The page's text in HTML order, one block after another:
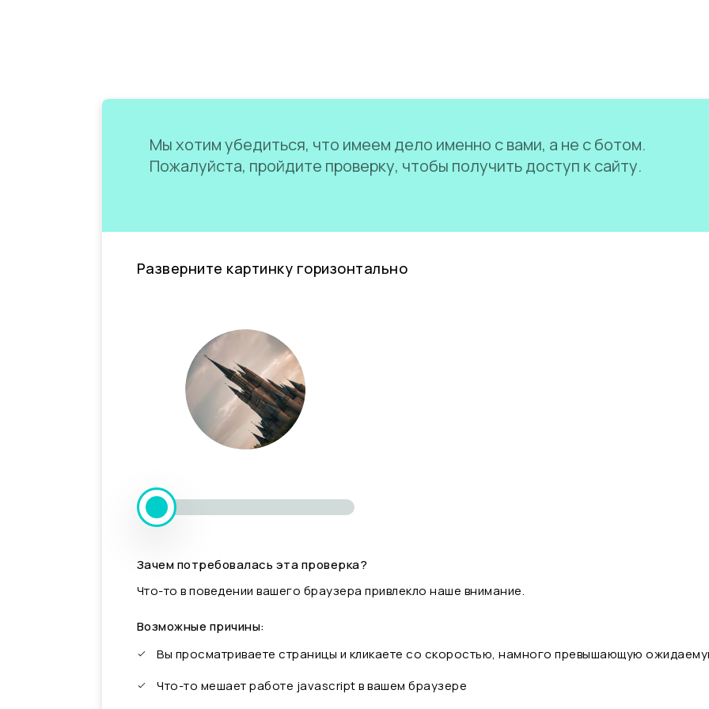
Мы хотим убедиться, что имеем дело именно с вами, а не с ботом.
Пожалуйста, пройдите проверку, чтобы получить доступ к сайту.
Разверните картинку горизонтально
Зачем потребовалась эта проверка?
Что-то в поведении вашего браузера привлекло наше внимание.
Возможные причины:
Вы просматриваете страницы и кликаете со скоростью, намного превышающую
Что-то мешает работе javascript в вашем браузере